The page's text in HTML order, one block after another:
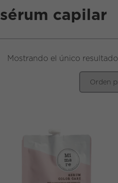
sérum capilar
Mostrando el único resultado